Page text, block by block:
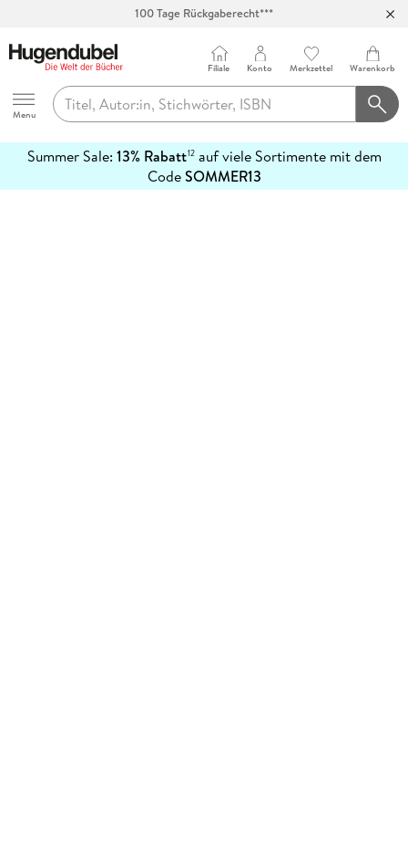
100 Tage Rückgaberecht***
Hugendubel
Menu
Filiale Konto Merkzettel Warenkorb
Summer Sale: 13% Rabatt12auf viele Sortimente mit dem
CodeSOMMER13
erfahren